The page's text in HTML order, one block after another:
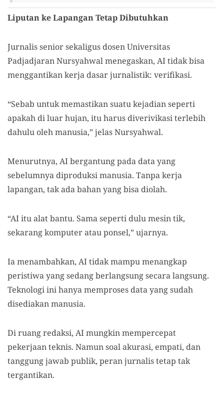
Liputan ke Lapangan Tetap Dibutuhkan
Jurnalis senior sekaligus dosen Universitas
Padjadjaran Nursyahwal menegaskan, AI tidak bisa
menggantikan kerja dasar jurnalistik: verifikasi.
“Sebab untuk memastikan suatu kejadian seperti
apakah di luar hujan, itu harus diverivikasi terlebih
dahulu oleh manusia,” jelas Nursyahwal.
Menurutnya, AI bergantung pada data yang
sebelumnya diproduksi manusia. Tanpa kerja
lapangan, tak ada bahan yang bisa diolah.
“AI itu alat bantu. Sama seperti dulu mesin tik,
sekarang komputer atau ponsel,” ujarnya.
Ia menambahkan, AI tidak mampu menangkap
peristiwa yang sedang berlangsung secara langsung.
Teknologi ini hanya memproses data yang sudah
disediakan manusia.
Di ruang redaksi, AI mungkin mempercepat
pekerjaan teknis. Namun soal akurasi, empati, dan
tanggung jawab publik, peran jurnalis tetap tak
tergantikan.